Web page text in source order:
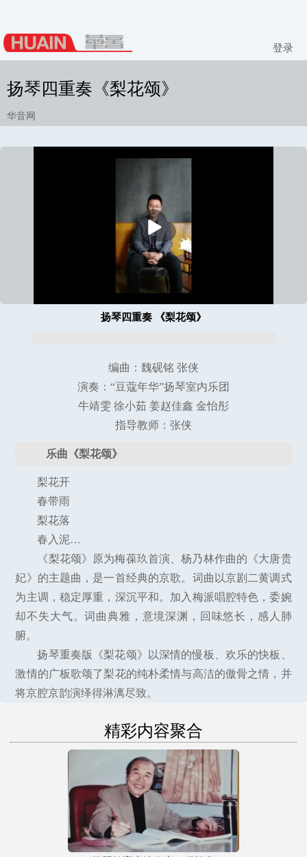
登录
扬琴四重奏《梨花颂》
华音网
播
放
扬琴四重奏 《梨花颂》
编曲：魏砚铭 张侠
演奏：“豆蔻年华”扬琴室内乐团
牛靖雯 徐小茹 姜赵佳鑫 金怡彤
指导教师：张侠
乐曲《梨花颂》
梨花开
春带雨
梨花落
春入泥…
《梨花颂》原为梅葆玖首演、杨乃林作曲的《大唐贵
妃》的主题曲，是一首经典的京歌。词曲以京剧二黄调式
为主调，稳定厚重，深沉平和。加入梅派唱腔特色，委婉
却不失大气。词曲典雅，意境深渊，回味悠长，感人肺
腑。
扬琴重奏版《梨花颂》以深情的慢板、欢乐的快板、
激情的广板歌颂了梨花的纯朴柔情与高洁的傲骨之情，并
将京腔京韵演绎得淋漓尽致。
精彩内容聚合